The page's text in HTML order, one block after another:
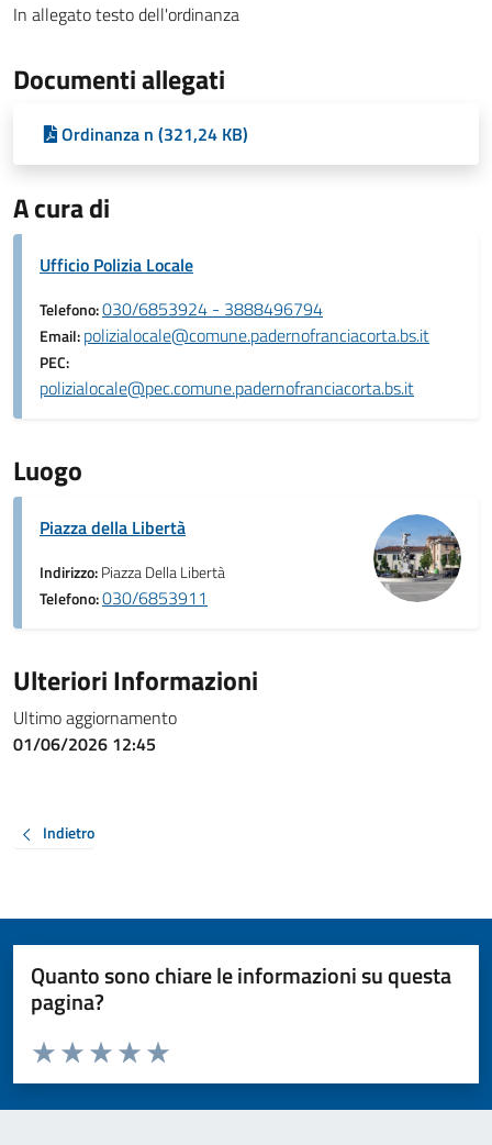
In allegato testo dell'ordinanza
Documenti allegati
Ordinanza n (321,24 KB)
A cura di
Ufficio Polizia Locale
Telefono:030/6853924 - 3888496794
Email:polizialocale@comune.padernofranciacorta.bs.it
PEC:
polizialocale@pec.comune.padernofranciacorta.bs.it
Luogo
Piazza della Libertà
Indirizzo:Piazza Della Libertà
Telefono:030/6853911
Ulteriori Informazioni
Ultimo aggiornamento
01/06/2026 12:45
Indietro
Quanto sono chiare le informazioni su questa
pagina?
Valuta da 1 a 5 stelle la pagina
Valuta 5 stelle su 5
Valuta 4 stelle su 5
Valuta 3 stelle su 5
Valuta 2 stelle su 5
Valuta 1 stelle su 5